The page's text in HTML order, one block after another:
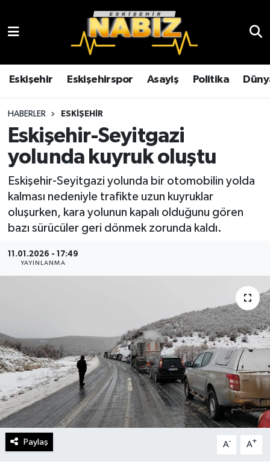
Eskişehir Eskişehirspor Asayiş Politika
HABERLER ESKIŞEHIR
Eskişehir-Seyitgazi
yolunda kuyruk oluştu
Eskişehir-Seyitgazi yolunda bir otomobilin yolda
kalması nedeniyle trafikte uzun kuyruklar
oluşurken, kara yolunun kapalı olduğunu gören
bazı sürücüler geri dönmek zorunda kaldı.
11.01.2026 - 17:49
YAYINLANMA
Paylaş A- A+
Çevre
Eğitim
Eskişehir
Eskişehirspor
Genel
Magazin
Politika
Sağlık
Spor
Eskişehir Hava Durumu
Eskişehir Trafik Yoğunluk Haritası
TFF 3.Lig 4.Grup Puan Durumu ve Fikstür
Tüm Manşetler
Son Dakika Haberleri
Haber Arşivi